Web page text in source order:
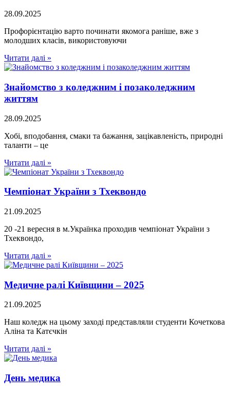
28.09.2025
Профорієнтацію варто починати якомога раніше, вже з
молодших класів, використовуючи
Читати далі »
Знайомство з коледжним і позаколеджним
життям
28.09.2025
Хобі, вподобання, смаки та бажання, зацікавленість, природні
таланти – це
Читати далі »
Чемпіонат України з Тхеквондо
21.09.2025
20 -21 вересня в м.Українка проходив чемпіонат України з
Тхеквондо,
Читати далі »
Медичне ралі Київщини – 2025
21.09.2025
Наш коледж на цьому заході представляли студенти Кочеткова
Аліна та Катєчкін
Читати далі »
День медика